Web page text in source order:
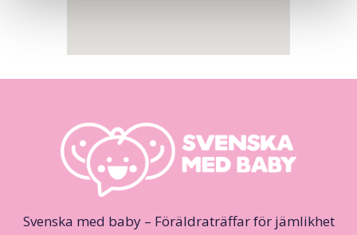
Svenska med baby – Föräldraträffar för jämlikhet